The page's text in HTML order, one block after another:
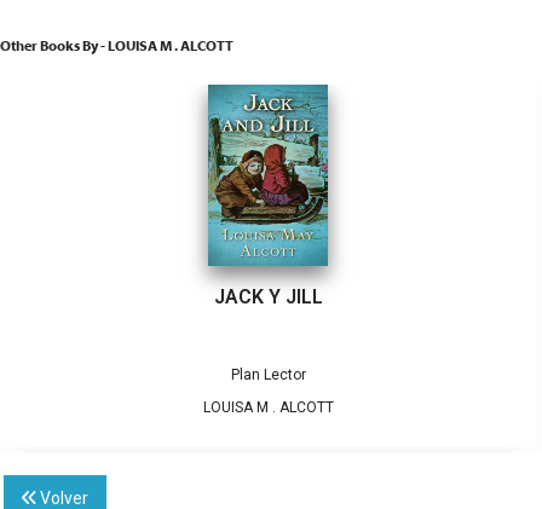
Other Books By - LOUISA M . ALCOTT
JACK Y JILL
Plan Lector
LOUISA M . ALCOTT
Volver